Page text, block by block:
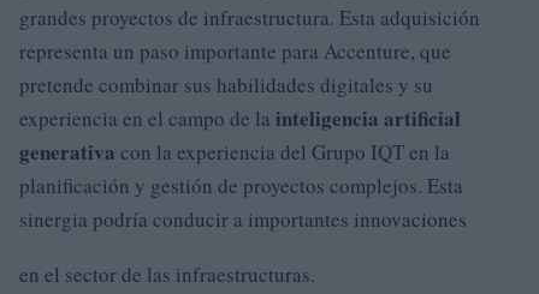
grandes proyectos de infraestructura. Esta adquisición
representa un paso importante para Accenture, que
pretende combinar sus habilidades digitales y su
experiencia en el campo de la inteligencia artificial
generativa con la experiencia del Grupo IQT en la
planificación y gestión de proyectos complejos. Esta
sinergia podría conducir a importantes innovaciones
en el sector de las infraestructuras.